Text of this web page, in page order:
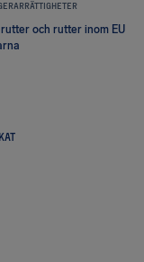
och rutter inom EU